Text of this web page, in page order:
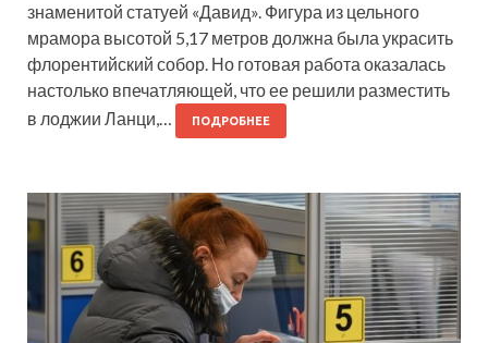
знаменитой статуей «Давид». Фигура из цельного
мрамора высотой 5,17 метров должна была украсить
флорентийский собор. Но готовая работа оказалась
настолько впечатляющей, что ее решили разместить
в лоджии Ланци,…
ПОДРОБНЕЕ